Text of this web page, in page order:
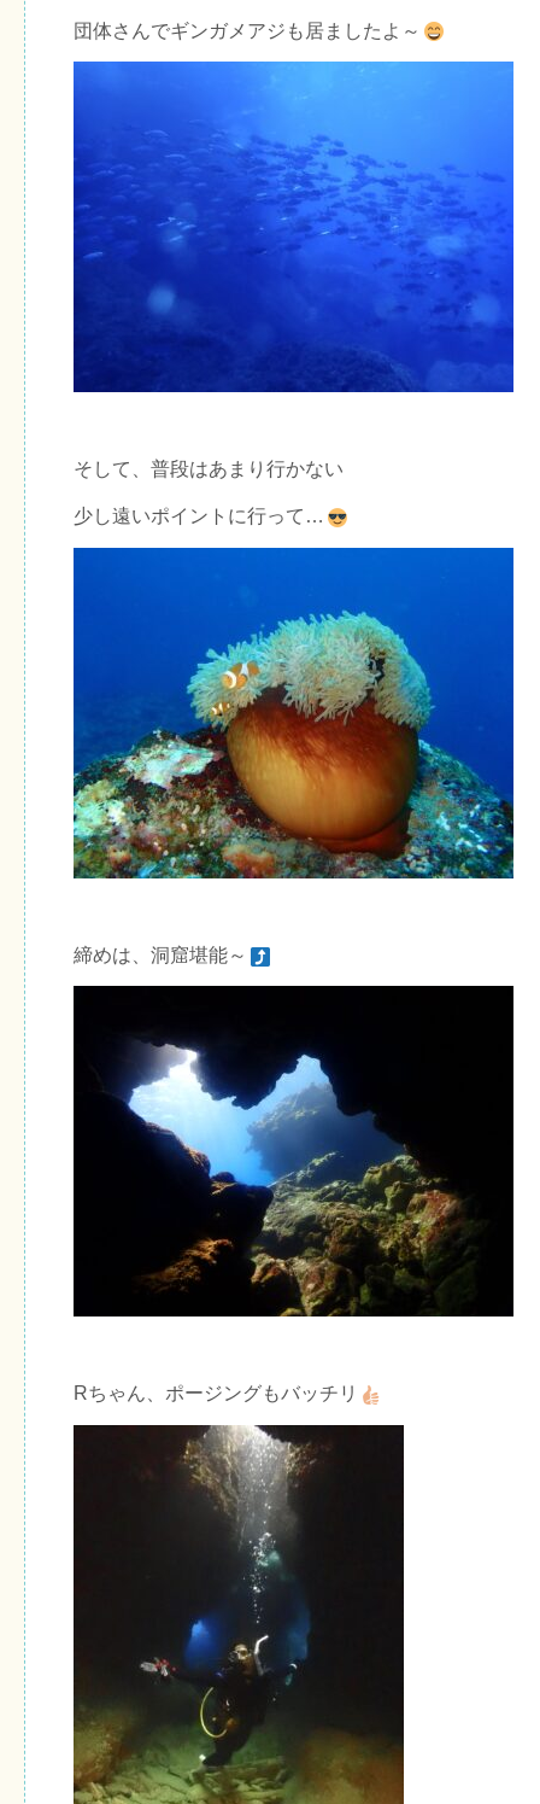
団体さんでギンガメアジも居ましたよ～
そして、普段はあまり行かない
少し遠いポイントに行って…
締めは、洞窟堪能～
Rちゃん、ポージングもバッチリ